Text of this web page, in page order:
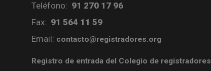
Teléfono: 91 270 17 96
Fax: 91 564 11 59
Email: contacto@registradores.org
Registro de entrada del Colegio de registradores